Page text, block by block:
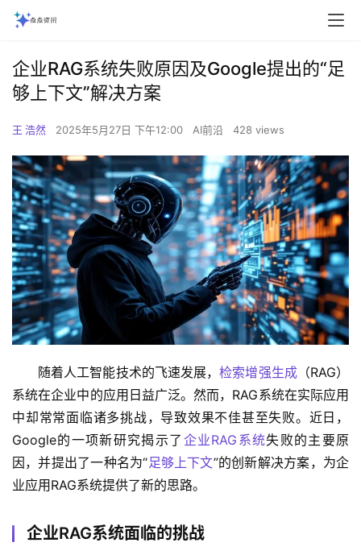
企业RAG系统失败原因及Google提出的“足
够上下文”解决方案
王 浩然 2025年5月27日 下午12:00 AI前沿 428 views
随着人工智能技术的飞速发展，检索增强生成（RAG）
系统在企业中的应用日益广泛。然而，RAG系统在实际应用
中却常常面临诸多挑战，导致效果不佳甚至失败。近日，
Google的一项新研究揭示了 企业RAG系统失败的主要原
因，并提出了一种名为“足够上下文”的创新解决方案，为企
业应用RAG系统提供了新的思路。
企业RAG系统面临的挑战